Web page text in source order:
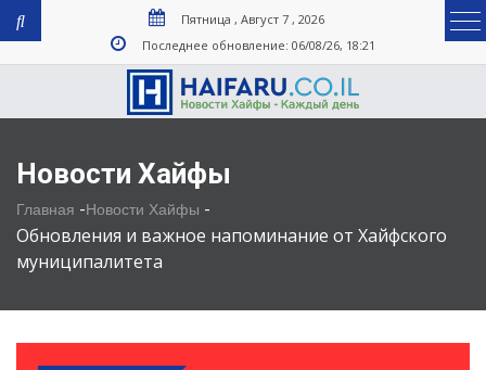
Пятница , Август 7 , 2026
Последнее обновление: 06/08/26, 18:21
Новости Хайфы
Главная -Новости Хайфы -
Обновления и важное напоминание от Хайфского
муниципалитета